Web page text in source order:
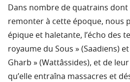
Dans nombre de quatrains dont
remonter à cette époque, nous
épique et haletante, l’écho des
royaume du Sous » (Saadiens)
Gharb » (Wattâssides), et de
qu’elle entraîna massacres et